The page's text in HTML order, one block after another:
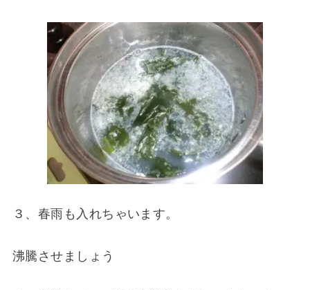
３、春雨も入れちゃいます。
沸騰させましょう